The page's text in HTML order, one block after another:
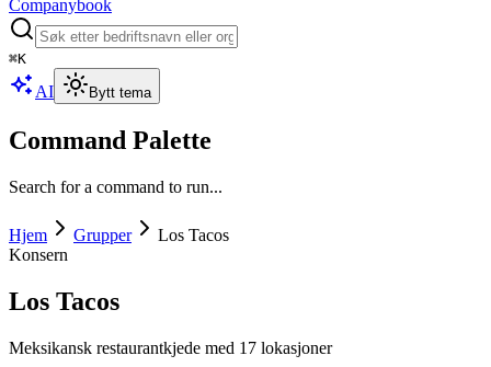
Companybook
⌘K
AI Bytt tema
Command Palette
Search for a command to run...
Hjem Grupper
Los Tacos
Konsern
Los Tacos
Meksikansk restaurantkjede med 17 lokasjoner